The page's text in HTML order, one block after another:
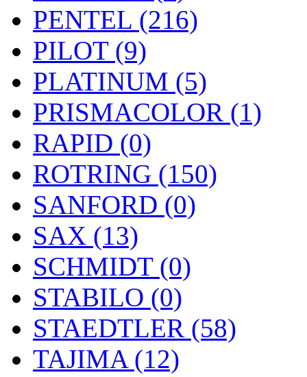
PENTEL (216)
PILOT (9)
PLATINUM (5)
PRISMACOLOR (1)
RAPID (0)
ROTRING (150)
SANFORD (0)
SAX (13)
SCHMIDT (0)
STABILO (0)
STAEDTLER (58)
TAJIMA (12)